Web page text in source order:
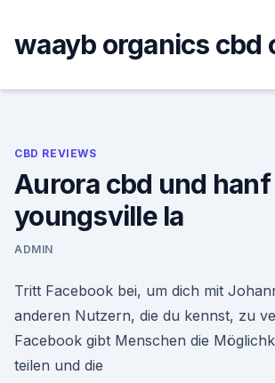
content
waayb organics cbd
CBD REVIEWS
Aurora cbd und hanf
youngsville la
ADMIN
Tritt Facebook bei, um dich mit
anderen Nutzern, die du kennst, zu
Facebook gibt Menschen die
teilen und die